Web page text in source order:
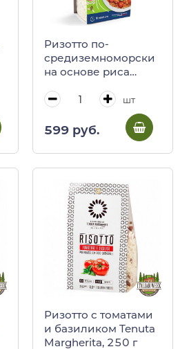
Ризотто по-
средиземноморски
на основе риса
175 г
шт
599 руб.
Ризотто с томатами
и базиликом Tenuta
Margherita, 250 г